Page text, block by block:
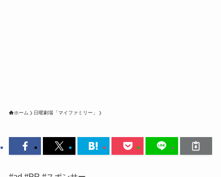
ホーム 日曜劇場「マイファミリー」